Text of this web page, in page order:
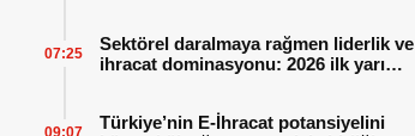
Sektörel daralmaya rağmen liderlik ve
ihracat dominasyonu: 2026 ilk yarı
07:25
Türkiye’nin E-İhracat potansiyelini
09:07